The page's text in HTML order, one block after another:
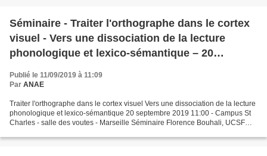
Séminaire - Traiter l'orthographe dans le cortex
visuel - Vers une dissociation de la lecture
phonologique et lexico-sémantique – 20
Publié le 11/09/2019 à 11:09
Par ANAE
Traiter l'orthographe dans le cortex visuel Vers une dissociation de la lecture
phonologique et lexico-sémantique 20 septembre 2019 11:00 - Campus St
Charles - salle des voutes - Marseille Séminaire Florence Bouhali, UCSF